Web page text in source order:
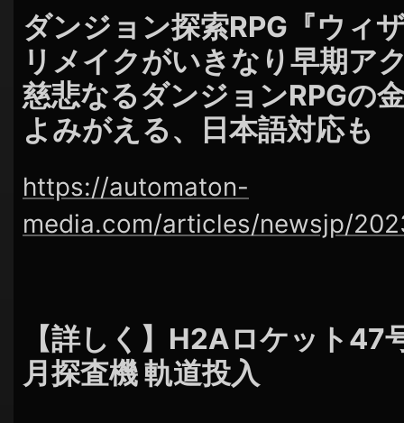
ダンジョン探索RPG『ウィ
リメイクがいきなり早期ア
慈悲なるダンジョンRPGの
よみがえる、日本語対応も
https://automaton-
media.com/articles/newsjp/
【詳しく】H2Aロケット47
月探査機 軌道投入